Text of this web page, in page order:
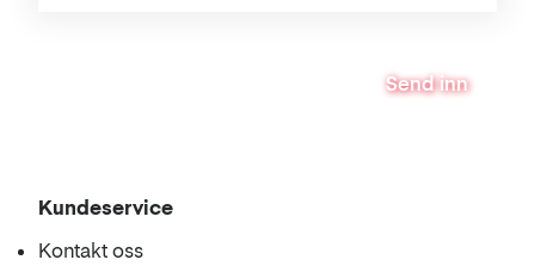
Send inn
Kundeservice
Kontakt oss